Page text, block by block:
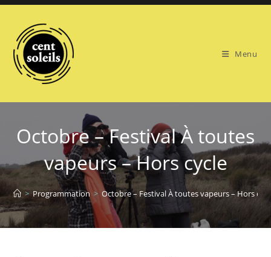
Skip
content
Menu
Octobre – Festival À toutes
vapeurs – Hors cycle
> Programmation > Octobre – Festival À toutes vapeurs – Hors